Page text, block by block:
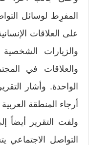
المفرِط لوسائل
على العلاقات
والزيارات
والعلاقات في
الواحدة. وأشار
أرجاء المنطقة
ولفت التقرير أيضاً
التواصل الاجتماعي